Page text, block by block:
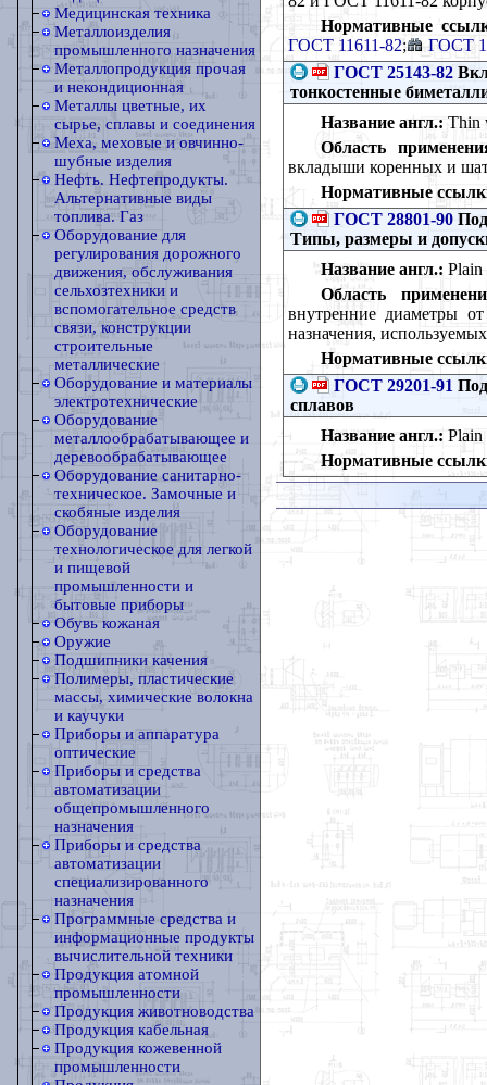
Медицинская техника
Металлоизделия
промышленного назначения
Металлопродукция прочая
и некондиционная
Металлы цветные, их
сырье, сплавы и соединения
Меха, меховые и овчинно-
шубные изделия
Нефть. Нефтепродукты.
Альтернативные виды
топлива. Газ
Оборудование для
регулирования дорожного
движения, обслуживания
сельхозтехники и
вспомогательное средств
связи, конструкции
строительные
металлические
Оборудование и материалы
электротехнические
Оборудование
металлообрабатывающее и
деревообрабатывающее
Оборудование санитарно-
техническое. Замочные и
скобяные изделия
Оборудование
технологическое для легкой
и пищевой
промышленности и
бытовые приборы
Обувь кожаная
Оружие
Подшипники качения
Полимеры, пластические
массы, химические волокна
и каучуки
Приборы и аппаратура
оптические
Приборы и средства
автоматизации
общепромышленного
назначения
Приборы и средства
автоматизации
специализированного
назначения
Программные средства и
информационные продукты
вычислительной техники
Продукция атомной
промышленности
Продукция животноводства
Продукция кабельная
Продукция кожевенной
промышленности
Нормативные
ГОСТ 11611-82;
ГОСТ
ГОСТ 25143-82
тонкостенные
Название англ.: Thin
Область
вкладыши коренных и
Нормативные
ГОСТ 28801-90
Типы, размеры и
Название англ.: Plain
Область
внутренние диаметры
назначения,
Нормативные
ГОСТ 29201-91
сплавов
Название англ.: Plain
Нормативные